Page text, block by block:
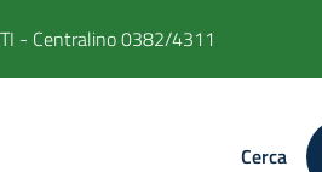
- Centralino 0382/4311
Cerca